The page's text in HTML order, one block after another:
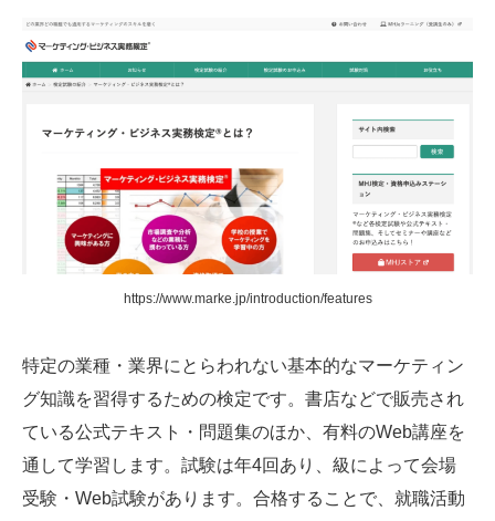
https://www.marke.jp/introduction/features
特定の業種・業界にとらわれない基本的なマーケティン
グ知識を習得するための検定です。書店などで販売され
ている公式テキスト・問題集のほか、有料のWeb講座を
通して学習します。試験は年4回あり、級によって会場
受験・Web試験があります。合格することで、就職活動